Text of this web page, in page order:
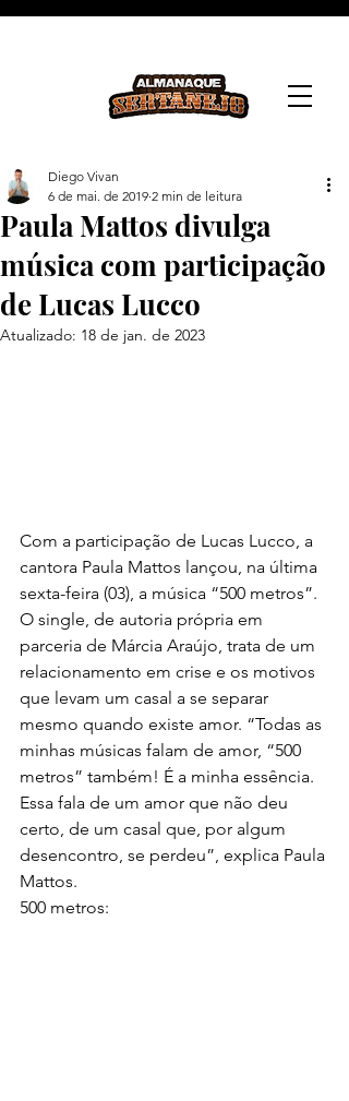
Paula Mattos divulga
música com participação
de Lucas Lucco
Diego Vivan
6 de mai. de 2019 2 min de leitura
Atualizado: 18 de jan. de 2023
Com a participação de Lucas Lucco, a
cantora Paula Mattos lançou, na última
sexta-feira (03), a música “500 metros”.
O single, de autoria própria em
parceria de Márcia Araújo, trata de um
relacionamento em crise e os motivos
que levam um casal a se separar
mesmo quando existe amor. “Todas as
minhas músicas falam de amor, “500
metros” também! É a minha essência.
Essa fala de um amor que não deu
certo, de um casal que, por algum
desencontro, se perdeu”, explica Paula
Mattos.
500 metros: